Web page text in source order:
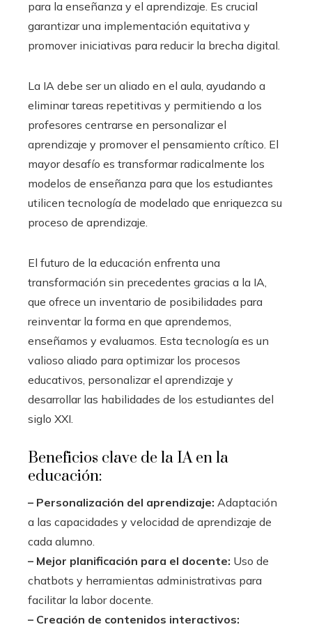
para la enseñanza y el aprendizaje. Es crucial
garantizar una implementación equitativa y
promover iniciativas para reducir la brecha digital.
La IA debe ser un aliado en el aula, ayudando a
eliminar tareas repetitivas y permitiendo a los
profesores centrarse en personalizar el
aprendizaje y promover el pensamiento crítico. El
mayor desafío es transformar radicalmente los
modelos de enseñanza para que los estudiantes
utilicen tecnología de modelado que enriquezca su
proceso de aprendizaje.
El futuro de la educación enfrenta una
transformación sin precedentes gracias a la IA,
que ofrece un inventario de posibilidades para
reinventar la forma en que aprendemos,
enseñamos y evaluamos. Esta tecnología es un
valioso aliado para optimizar los procesos
educativos, personalizar el aprendizaje y
desarrollar las habilidades de los estudiantes del
siglo XXI.
Beneficios clave de la IA en la
educación:
– Personalización del aprendizaje: Adaptación
a las capacidades y velocidad de aprendizaje de
cada alumno.
– Mejor planificación para el docente: Uso de
chatbots y herramientas administrativas para
facilitar la labor docente.
– Creación de contenidos interactivos: